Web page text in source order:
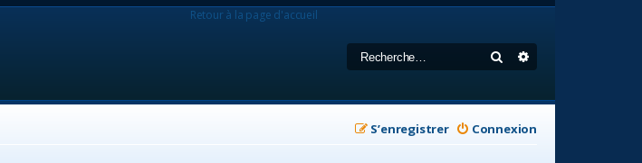
Rechercher
Retour à la page d'accueil
Connexion
S’enregistrer